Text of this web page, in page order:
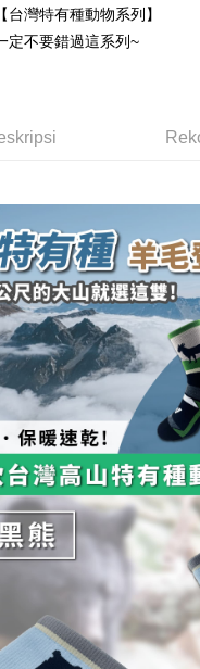
Bank
Bank SinoPac
E.SUN
DBS Bank
Taishin
Bank
Kredit Rakuten
(Taiwan)
Hwatai Bank
E.SUN
DBS Bank
Kredit
Union
Bank
Taiwan
Mobile tanpa memerlukan
dibuat. Anda perlu
memilih bilangan ansuran,
Transaksi akan dianggap
diluluskan, tempoh ansuran
adalah tertakluk kepada
pengesahan transaksi
disahkan dalam masa 30
permohonan gagal dalam
secara automatik. Jika
manual", ini bermakna
butiran penilaian khusus tidak
melalui OP Pay Later
tidak termasuk dalam bil
dihantar selepas kitaran bil
bil melalui pautan dalam
anda melalui salah
kedai runcit Taiwan
Perkhidmatan AFTEE Beli
yang ditetapkan.
disahkan, anda akan
akan menerima
diperlukan apabila anda
kedai serbaneka utama,
SMS pembayaran atau
bahawa tempoh
bagi mereka yang telah memuat
ahli AFTEE boleh
dikira dari masa kedai
bilangan hari yang boleh
tempoh pembayaran anda
bagaimanapun, tiada jaminan
anda semasa tempoh
produk yang mungkin
Oleh itu, anda dikehendaki
dalam tempoh sama ada anda
| Penghantaran percuma
lebih
| Penghantaran percuma
lebih
| Penghantaran
lebih
| Penghantaran percuma
lebih
| Penghantaran
台灣特有種動物系列】
定不要錯過這系列~